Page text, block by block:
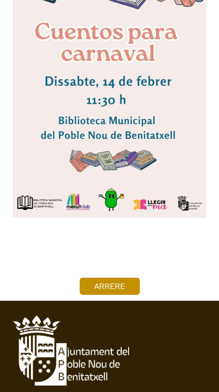
ARRERE